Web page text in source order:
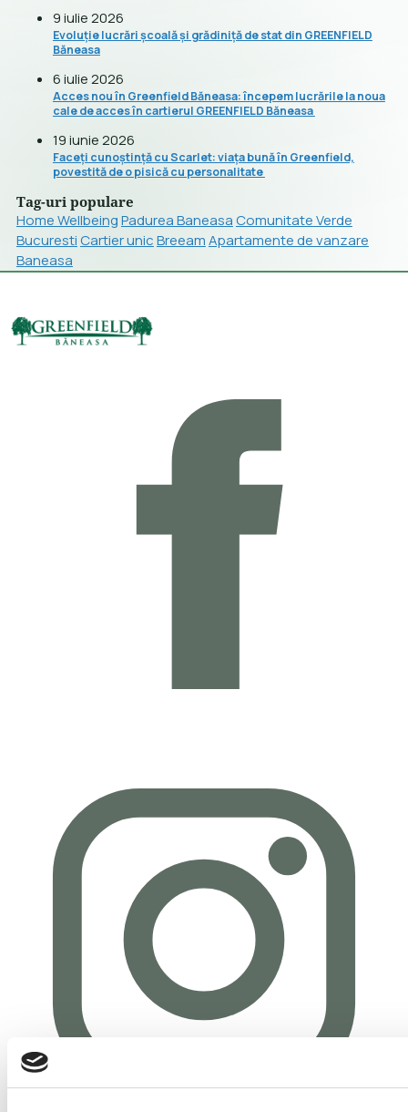
9 iulie 2026
Evoluție lucrări școală și grădiniță de stat din GREENFIELD
Băneasa
6 iulie 2026
Acces nou în Greenfield Băneasa: începem lucrările la noua
cale de acces în cartierul GREENFIELD Băneasa
19 iunie 2026
Faceți cunoștință cu Scarlet: viața bună în Greenfield,
povestită de o pisică cu personalitate
Tag-uri populare
Home WellbeingPadurea BaneasaComunitate Verde
BucurestiCartier unicBreeamApartamente de vanzare
Baneasa